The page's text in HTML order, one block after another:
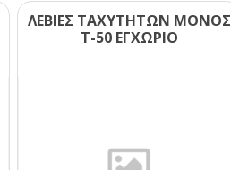
ΛΕΒΙΕΣ ΤΑΧΥΤΗΤΩΝ ΜΟΝΟΣ
Τ-50 ΕΓΧΩΡΙΟ